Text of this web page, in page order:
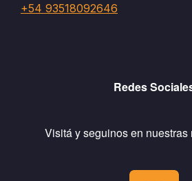
+54 93518092646
Redes
Visitá y seguinos en nuestras